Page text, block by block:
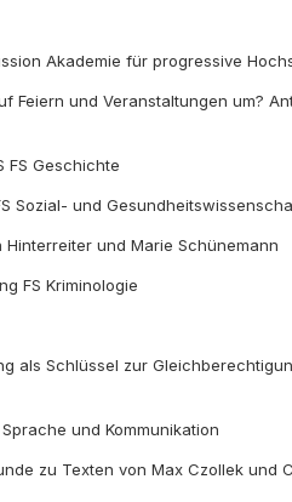
Akademie für progressive
Feiern und Veranstaltungen um?
FS Geschichte
Sozial- und
Hinterreiter und Marie Schünemann
FS Kriminologie
als Schlüssel zur
und Kommunikation
zu Texten von Max Czollek und